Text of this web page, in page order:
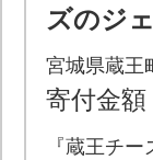
ズのジ
ザ 3枚
301-
宮城県蔵王
寄付金額
『蔵王チ